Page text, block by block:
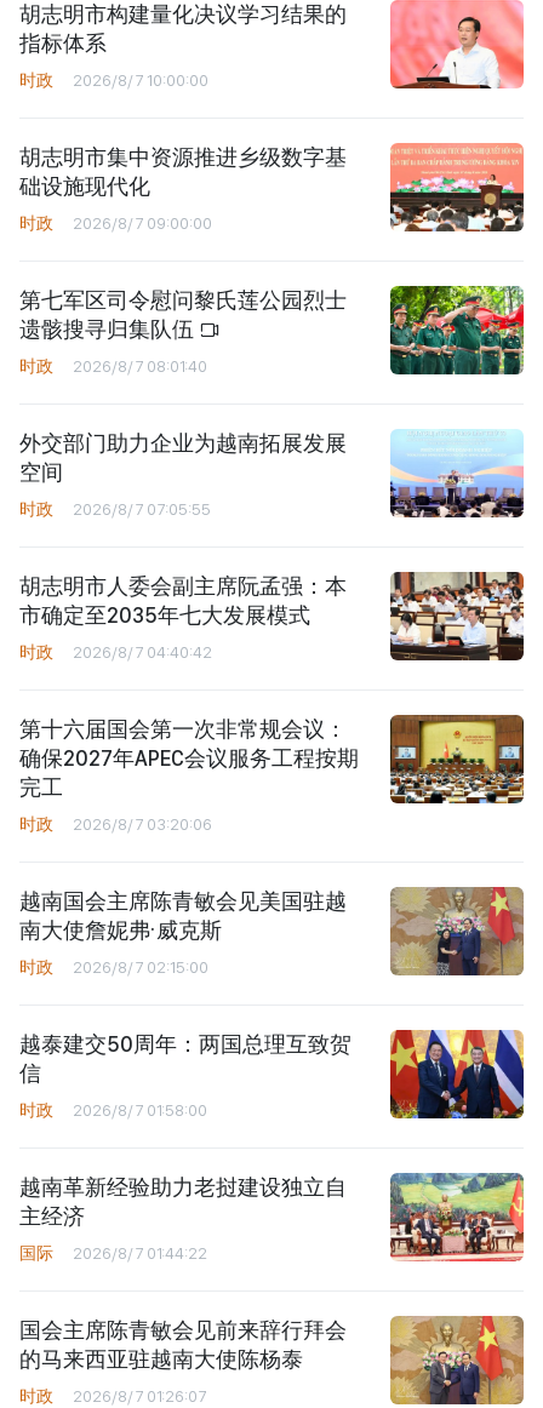
胡志明市构建量化决议学习结果的
指标体系
时政 2026/8/7 10:00:00
胡志明市集中资源推进乡级数字基
础设施现代化
时政 2026/8/7 09:00:00
第七军区司令慰问黎氏莲公园烈士
遗骸搜寻归集队伍
时政 2026/8/7 08:01:40
外交部门助力企业为越南拓展发展
空间
时政 2026/8/7 07:05:55
胡志明市人委会副主席阮孟强：本
市确定至2035年七大发展模式
时政 2026/8/7 04:40:42
第十六届国会第一次非常规会议：
确保2027年APEC会议服务工程按期
完工
时政 2026/8/7 03:20:06
越南国会主席陈青敏会见美国驻越
南大使詹妮弗·威克斯
时政 2026/8/7 02:15:00
越泰建交50周年：两国总理互致贺
信
时政 2026/8/7 01:58:00
越南革新经验助力老挝建设独立自
主经济
国际 2026/8/7 01:44:22
国会主席陈青敏会见前来辞行拜会
的马来西亚驻越南大使陈杨泰
时政 2026/8/7 01:26:07